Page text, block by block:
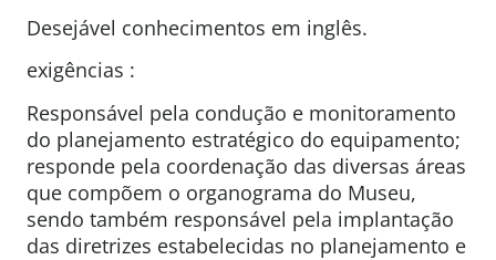
Desejável conhecimentos em inglês.
exigências :
Responsável pela condução e monitoramento
do planejamento estratégico do equipamento;
responde pela coordenação das diversas áreas
que compõem o organograma do Museu,
sendo também responsável pela implantação
das diretrizes estabelecidas no planejamento e